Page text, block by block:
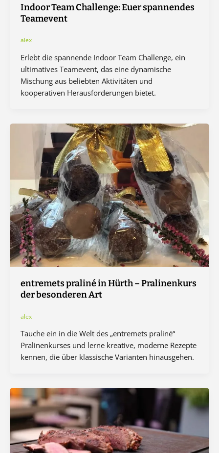
Indoor Team Challenge: Euer spannendes
Teamevent
alex
Erlebt die spannende Indoor Team Challenge, ein
ultimatives Teamevent, das eine dynamische
Mischung aus beliebten Aktivitäten und
kooperativen Herausforderungen bietet.
entremets praliné in Hürth – Pralinenkurs
der besonderen Art
alex
Tauche ein in die Welt des „entremets praliné“
Pralinenkurses und lerne kreative, moderne Rezepte
kennen, die über klassische Varianten hinausgehen.